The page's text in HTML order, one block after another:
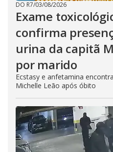
DO R7/03/08/2026
Exame
confirma
urina da capitã
por marido
Ecstasy e anfetamina
Michelle Leão após óbito